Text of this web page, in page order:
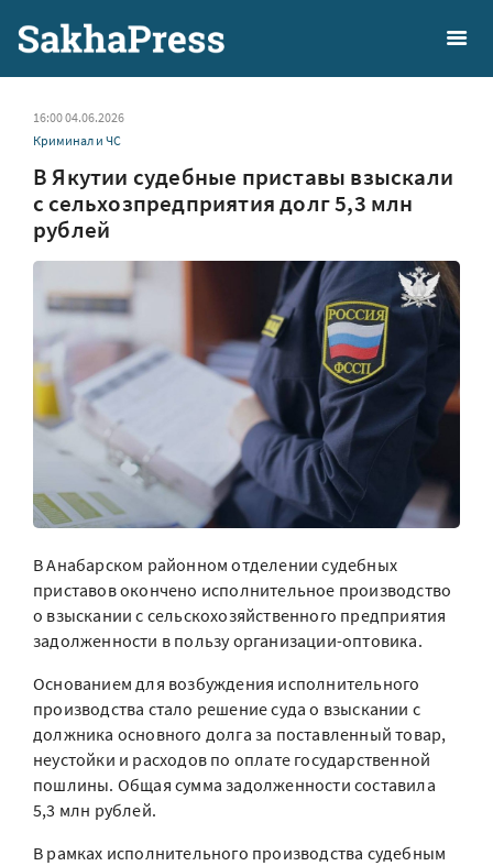
16:00 04.06.2026
Криминал и ЧС
В Якутии судебные приставы взыскали
с сельхозпредприятия долг 5,3 млн
рублей
В Анабарском районном отделении судебных
приставов окончено исполнительное производство
о взыскании с сельскохозяйственного предприятия
задолженности в пользу организации-оптовика.
Основанием для возбуждения исполнительного
производства стало решение суда о взыскании с
должника основного долга за поставленный товар,
неустойки и расходов по оплате государственной
пошлины. Общая сумма задолженности составила
5,3 млн рублей.
В рамках исполнительного производства судебным